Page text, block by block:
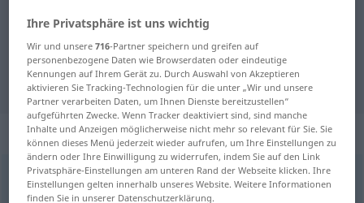
Rumänisch-Deutsch Übersetzung
für "duce"
"duce" Deutsch Übersetzung
„duce“: verb tranzitiv
ducev/t
Ihre Privatsphäre ist uns wichtig
Wir und unsere716-Partner speichern und greifen auf
personenbezogene Daten wie Browserdaten oder eindeutige
Kennungen auf Ihrem Gerät zu. Durch Auswahl von Akzeptieren
aktivieren Sie Tracking-Technologien für die unter „Wir und unsere
Partner verarbeiten Daten, um Ihnen Dienste bereitzustellen“
aufgeführten Zwecke. Wenn Tracker deaktiviert sind, sind manche
Inhalte und Anzeigen möglicherweise nicht mehr so relevant für Sie. Sie
können dieses Menü jederzeit wieder aufrufen, um Ihre Einstellungen zu
ändern oder Ihre Einwilligung zu widerrufen, indem Sie auf den Link
Privatsphäre-Einstellungen am unteren Rand der Webseite klicken. Ihre
Einstellungen gelten innerhalb unseres Website. Weitere Informationen
finden Sie in unserer Datenschutzerklärung.